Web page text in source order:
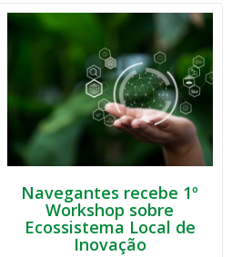
Navegantes recebe 1º
Workshop sobre
Ecossistema Local de
Inovação